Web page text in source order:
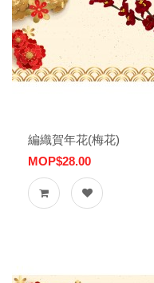
編織賀年花(梅花)
MOP$28.00